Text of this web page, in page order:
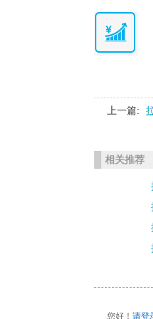
上一篇:
相关推荐
您好！请登